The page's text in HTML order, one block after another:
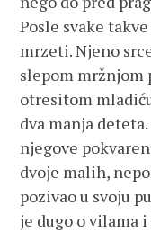
Posle svake
mrzeti. Njeno
slepom mržnjom
otresitom
dva manja
njegove
dvoje malih,
pozivao u svoju
je dugo o vilama